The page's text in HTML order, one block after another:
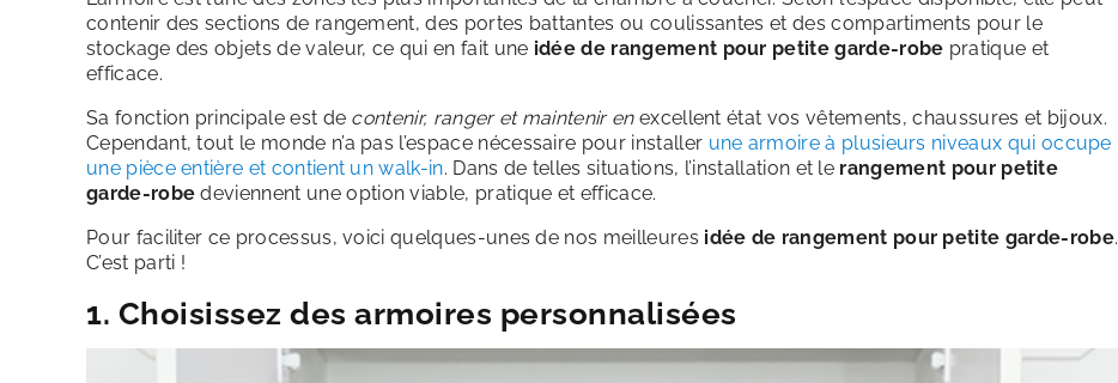
contenir des sections de rangement, des portes battantes ou coulissantes et des compartiments pour le
stockage des objets de valeur, ce qui en fait une idée de rangement pour petite garde-robe pratique et
efficace.
Sa fonction principale est de contenir, ranger et maintenir en excellent état vos vêtements, chaussures et bijoux.
Cependant, tout le monde n’a pas l’espace nécessaire pour installer une armoire à plusieurs niveaux qui occupe
une pièce entière et contient un walk-in. Dans de telles situations, l’installation et le rangement pour petite
garde-robedeviennent une option viable, pratique et efficace.
Pour faciliter ce processus, voici quelques-unes de nos meilleures idée de rangement pour petite garde-robe.
C’est parti !
1. Choisissez des armoires personnalisées